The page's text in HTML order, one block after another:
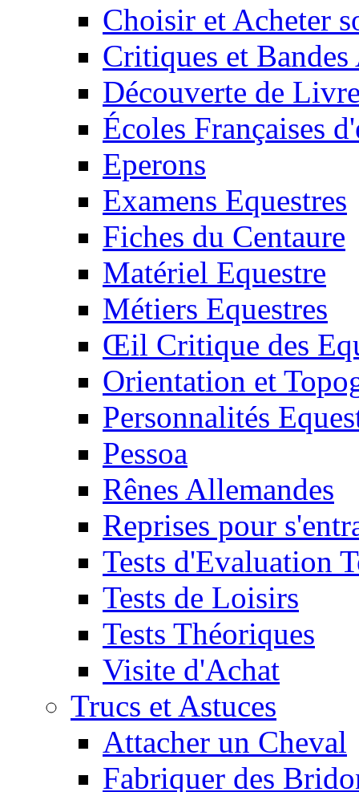
Choisir et Acheter
Critiques et
Découverte de
Écoles Françaises
Eperons
Examens Equestres
Fiches du Centaure
Matériel Equestre
Métiers Equestres
Œil Critique des
Orientation et
Personnalités
Pessoa
Rênes Allemandes
Reprises pour
Tests d'Evaluation
Tests de Loisirs
Tests Théoriques
Visite d'Achat
Trucs et Astuces
Attacher un Cheval
Fabriquer des